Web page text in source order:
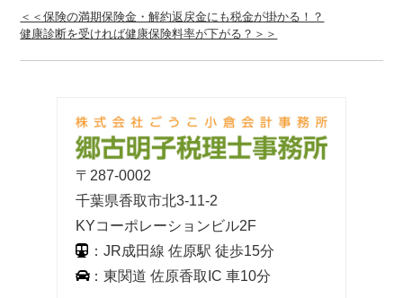
＜＜保険の満期保険金・解約返戻金にも税金が掛かる！？
健康診断を受ければ健康保険料率が下がる？＞＞
〒287-0002
千葉県香取市北3-11-2
KYコーポレーションビル2F
：JR成田線 佐原駅 徒歩15分
：東関道 佐原香取IC 車10分